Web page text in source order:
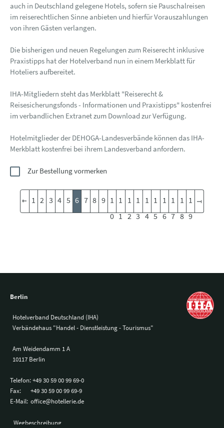
auch in Deutschland gelegene Hotels, sofern sie Pauschalreisen
im reiserechtlichen Sinne anbieten und hierfür Vorauszahlungen
von ihren Gästen verlangen.
Die bisherigen und neuen Regelungen zum Reiserecht inklusive
Praxistipps hat der Hotelverband nun in einem Merkblatt für
Hoteliers aufbereitet.
IHA-Mitgliedern steht das Merkblatt "Reiserecht &
Reisesicherungsfonds - Informationen und Praxistipps" kostenfrei
im verbandlichen Extranet zum Download zur Verfügung.
Hotelmitglieder der DEHOGA-Landesverbände können das IHA-
Merkblatt kostenfrei bei ihrem Landesverband anfordern.
Zur Bestellung vormerken
1 2 3 4 5 6 7 8 9 1
0
1
1
1
2
1
3
1
4
1
5
1
6
1
7
1
8
1
9
Berlin
Hotelverband Deutschland (IHA)
Verbändehaus "Handel - Dienstleistung - Tourismus"
Am Weidendamm 1 A
10117 Berlin
Telefon:+49 30 59 00 99 69-0
Fax:
+49 30 59 00 99 69-9
E-Mail: office@hotellerie.de
Wegbeschreibung